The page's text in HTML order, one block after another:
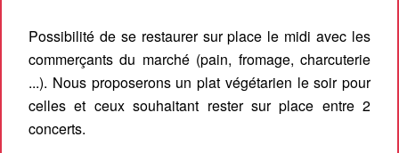
Possibilité de se restaurer sur place le midi avec les
commerçants du marché (pain, fromage, charcuterie
...). Nous proposerons un plat végétarien le soir pour
celles et ceux souhaitant rester sur place entre 2
concerts.